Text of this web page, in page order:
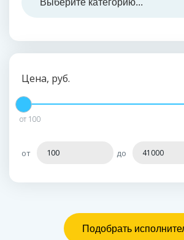
Цена, руб.
от 100
от до